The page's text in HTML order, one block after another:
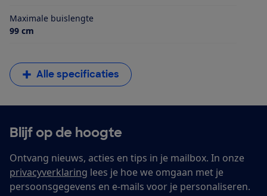
Maximale buislengte
99 cm
Alle specificaties
Blijf op de hoogte
Ontvang nieuws, acties en tips in je mailbox. In onze
privacyverklaring lees je hoe we omgaan met je
persoonsgegevens en e-mails voor je personaliseren.